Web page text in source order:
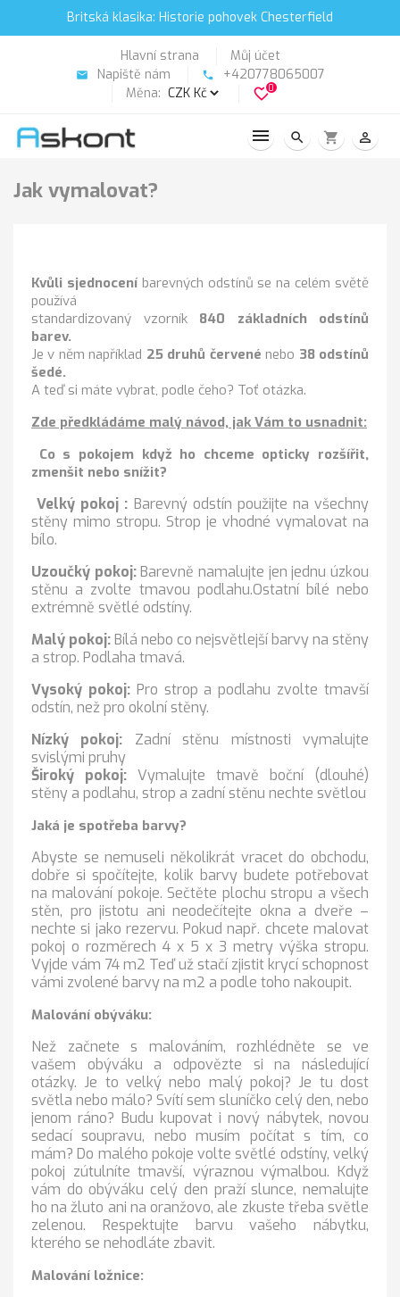
Britská klasika: Historie pohovek Chesterfield
Hlavní strana Můj účet
email Napiště nám phone
+420778065007
Měna:
favorite_border0
search shopping_cart person_outline
Jak vymalovat?
Kvůli sjednocení barevných odstínů se na celém světě
používá
standardizovaný vzorník840 základních odstínů
barev.
Je v něm například 25 druhů červené nebo 38 odstínů
šedé.
A teď si máte vybrat, podle čeho? Toť otázka.
Zde předkládáme malý návod, jak Vám to usnadnit:
Co s pokojem když ho chceme opticky rozšířit,
zmenšit nebo snížit?
Velký pokoj : Barevný odstín použijte na všechny
stěny mimo stropu. Strop je vhodné vymalovat na
bílo.
Uzoučký pokoj:Barevně namalujte jen jednu úzkou
stěnu a zvolte tmavou podlahu.Ostatní bílé nebo
extrémně světlé odstíny.
Malý pokoj:Bílá nebo co nejsvětlejší barvy na stěny
a strop. Podlaha tmavá.
Vysoký pokoj:Pro strop a podlahu zvolte tmavší
odstín, než pro okolní stěny.
Nízký pokoj: Zadní stěnu místnosti vymalujte
svislými pruhy
Široký pokoj: Vymalujte tmavě boční (dlouhé)
stěny a podlahu, strop a zadní stěnu nechte světlou
Jaká je spotřeba barvy?
Abyste se nemuseli několikrát vracet do obchodu,
dobře si spočítejte, kolik barvy budete potřebovat
na malování pokoje. Sečtěte plochu stropu a všech
stěn, pro jistotu ani neodečítejte okna a dveře –
nechte si jako rezervu. Pokud např. chcete malovat
pokoj o rozměrech 4 x 5 x 3 metry výška stropu.
Vyjde vám 74 m2 Teď už stačí zjistit krycí schopnost
vámi zvolené barvy na m2 a podle toho nakoupit.
Malování obýváku:
Než začnete s malováním, rozhlédněte se ve
vašem obýváku a odpovězte si na následující
otázky. Je to velký nebo malý pokoj? Je tu dost
světla nebo málo? Svítí sem sluníčko celý den, nebo
jenom ráno? Budu kupovat i nový nábytek, novou
sedací soupravu, nebo musím počítat s tím, co
mám? Do malého pokoje volte světlé odstíny, velký
pokoj zútulníte tmavší, výraznou výmalbou. Když
vám do obýváku celý den praží slunce, nemalujte
ho na žluto ani na oranžovo, ale zkuste třeba světle
zelenou. Respektujte barvu vašeho nábytku,
kterého se nehodláte zbavit.
Malování ložnice: